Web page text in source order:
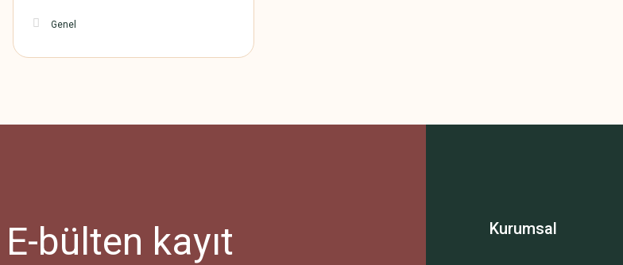
Genel
E-bülten kayıt Kurumsal